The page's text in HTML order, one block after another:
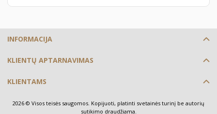
INFORMACIJA
KLIENTŲ APTARNAVIMAS
KLIENTAMS
2026 © Visos teisės saugomos. Kopijuoti, platinti svetainės turinį be autorių
sutikimo draudžiama.